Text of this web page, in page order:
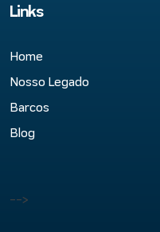
Links
Home
Nosso Legado
Barcos
Blog
-->